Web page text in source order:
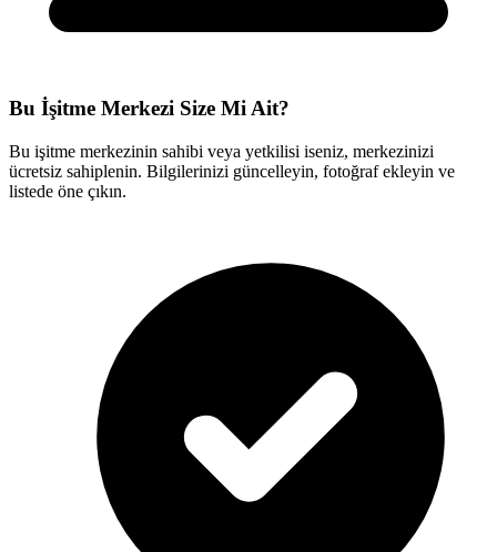
Bu İşitme Merkezi Size Mi Ait?
Bu işitme merkezinin sahibi veya yetkilisi iseniz, merkezinizi
ücretsiz sahiplenin. Bilgilerinizi güncelleyin, fotoğraf ekleyin ve
listede öne çıkın.